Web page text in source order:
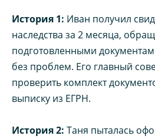
История 1: Иван получил
наследства за 2 месяца,
подготовленными
без проблем. Его главный
проверить комплект
выписку из ЕГРН.
История 2: Таня пыталась